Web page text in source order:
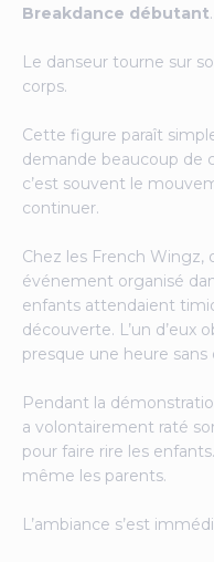
Breakdance débutant.
Le danseur tourne sur
corps.
Cette figure paraît
demande beaucoup de
c’est souvent le
continuer.
Chez les French Wingz,
événement organisé
enfants attendaient
découverte. L’un d’eux
presque une heure sans
Pendant la
a volontairement raté
pour faire rire les
même les parents.
L’ambiance s’est